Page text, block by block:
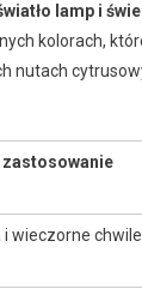
lamp i
kolorach,
nutach
zastosowanie
i wieczorne